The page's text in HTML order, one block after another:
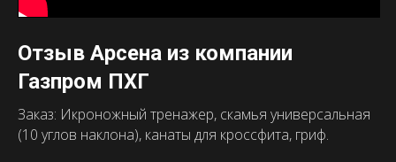
Отзыв Арсена из компании
Газпром ПХГ
Заказ: Икроножный тренажер, скамья универсальная
(10 углов наклона), канаты для кроссфита, гриф.